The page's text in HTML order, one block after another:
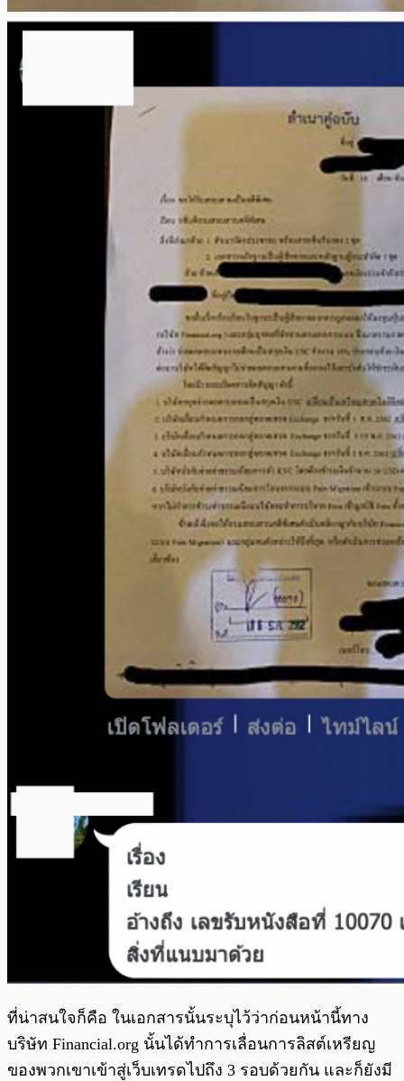
ที่น่าสนใจก็คือ ในเอกสารนั้นระบุไว้ว่าก่อนหน้านี้ทาง
บริษัท Financial.org นั้นได้ทำการเลื่อนการลิสต์เหรียญ
ของพวกเขาเข้าสู่เว็บเทรดไปถึง 3 รอบด้วยกัน และก็ยังมี